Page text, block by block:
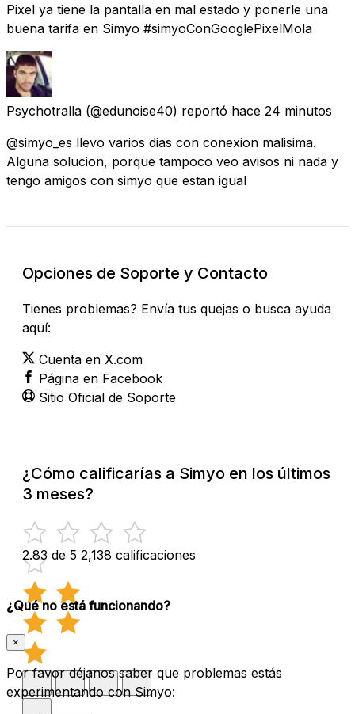
Pixel ya tiene la pantalla en mal estado y ponerle una
buena tarifa en Simyo #simyoConGooglePixelMola
Psychotralla (@edunoise40) reportó hace 24 minutos
@simyo_es llevo varios dias con conexion malisima.
Alguna solucion, porque tampoco veo avisos ni nada y
tengo amigos con simyo que estan igual
Opciones de Soporte y Contacto
Tienes problemas? Envía tus quejas o busca ayuda
aquí:
Cuenta en X.com
Página en Facebook
Sitio Oficial de Soporte
¿Cómo calificarías a Simyo en los últimos
3 meses?
2.83 de 5 2,138 calificaciones
¿Qué no está funcionando?
×
Por favor déjanos saber que problemas estás
experimentando con Simyo: